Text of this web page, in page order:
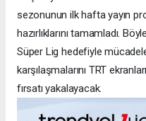
sezonunun ilk hafta yayın
hazırlıklarını tamamladı.
Süper Lig hedefiyle
karşılaşmalarını TRT
fırsatı yakalayacak.